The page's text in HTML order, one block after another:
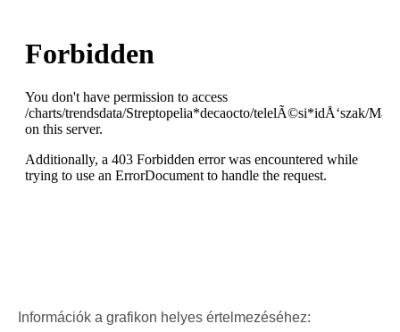
Információk a grafikon helyes értelmezéséhez: